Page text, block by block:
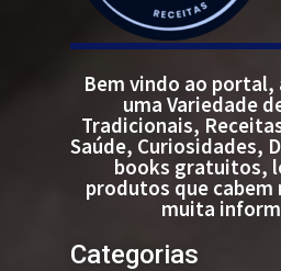
Bem vindo ao portal,
uma Variedade
Tradicionais,
Saúde, Curiosidades,
books gratuitos,
produtos que cabem
muita
Categorias